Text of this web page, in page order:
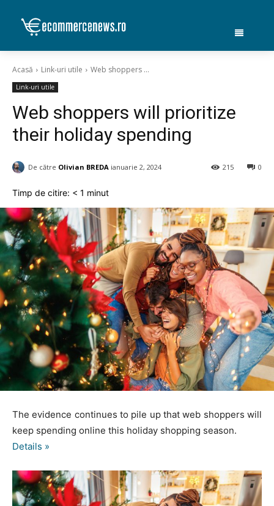
Acasă Link-uri utile Web shoppers ...
Link-uri utile
Web shoppers will prioritize
their holiday spending
De către Olivian BREDA ianuarie 2, 2024 0
215
Timp de citire: < 1 minut
The evidence continues to pile up that web shoppers will
keep spending online this holiday shopping season.
Details »